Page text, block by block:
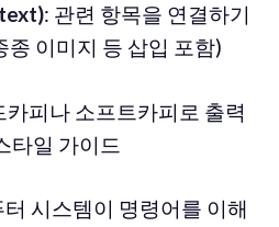
: 관련 항목을 연결하기
이미지 등 삽입 포함)
카피나 소프트카피로 출력
타일 가이드
터 시스템이 명령어를 이해